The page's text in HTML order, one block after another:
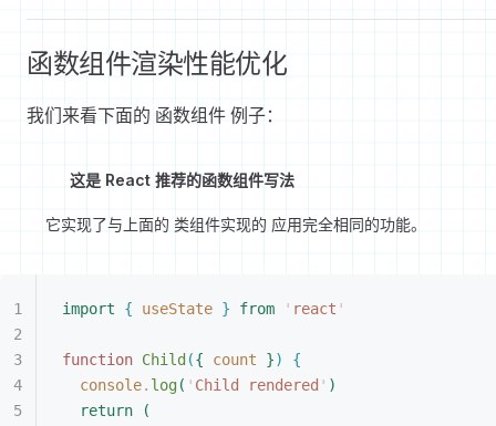
函数组件渲染性能优化
我们来看下面的 函数组件 例子：
这是 React 推荐的函数组件写法
它实现了与上面的 类组件实现的 应用完全相同的功能。
import { useState } from ' react '
function Child ({ count })
{
console. log( ' Child rendered ' )
return
(